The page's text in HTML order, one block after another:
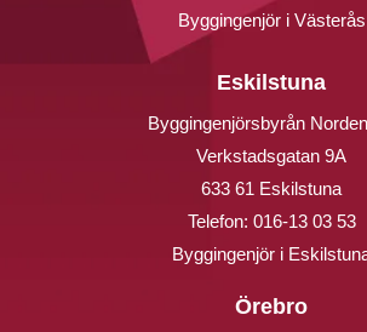
Byggingenjör i Västerås
Eskilstuna
Byggingenjörsbyrån
Verkstadsgatan 9A
633 61 Eskilstuna
Telefon: 016-13 03 53
Byggingenjör i
Örebro